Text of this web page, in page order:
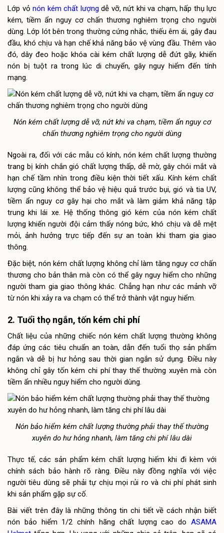
Lớp vỏ nón kém chất lượng dễ vỡ, nứt khi va chạm, hấp thụ lực
kém, tiềm ẩn nguy cơ chấn thương nghiêm trọng cho người
dùng. Lớp lót bên trong thường cứng nhắc, thiếu êm ái, gây đau
đầu, khó chịu và hạn chế khả năng bảo vệ vùng đầu. Thêm vào
đó, dây đeo hoặc khóa cài kém chất lượng dễ đứt gãy, khiến
nón bị tuột ra trong lúc di chuyển, gây nguy hiểm đến tính
mạng.
Nón kém chất lượng dễ vỡ, nứt khi va chạm, tiềm ẩn nguy cơ
chấn thương nghiêm trọng cho người dùng
Ngoài ra, đối với các mẫu có kính, nón kém chất lượng thường
trang bị kính chắn gió chất lượng thấp, dễ mờ, gây chói mắt và
hạn chế tầm nhìn trong điều kiện thời tiết xấu. Kính kém chất
lượng cũng không thể bảo vệ hiệu quả trước bụi, gió và tia UV,
tiềm ẩn nguy cơ gây hại cho mắt và làm giảm khả năng tập
trung khi lái xe. Hệ thống thông gió kém của nón kém chất
lượng khiến người đội cảm thấy nóng bức, khó chịu và dễ mệt
mỏi, ảnh hưởng trực tiếp đến sự an toàn khi tham gia giao
thông.
Đặc biệt, nón kém chất lượng không chỉ làm tăng nguy cơ chấn
thương cho bản thân mà còn có thể gây nguy hiểm cho những
người tham gia giao thông khác. Chẳng hạn như các mảnh vỡ
từ nón khi xảy ra va chạm có thể trở thành vật nguy hiểm.
2. Tuổi thọ ngắn, tốn kém chi phí
Chất liệu của những chiếc nón kém chất lượng thường không
đáp ứng các tiêu chuẩn an toàn, dẫn đến tuổi thọ sản phẩm
ngắn và dễ bị hư hỏng sau thời gian ngắn sử dụng. Điều này
không chỉ gây tốn kém chi phí thay thế thường xuyên mà còn
tiềm ẩn nhiều nguy hiểm cho người dùng.
Nón bảo hiểm kém chất lượng thường phải thay thế thường
xuyên do hư hỏng nhanh, làm tăng chi phí lâu dài
Thực tế, các sản phẩm kém chất lượng hiếm khi đi kèm với
chính sách bảo hành rõ ràng. Điều này đồng nghĩa với việc
người tiêu dùng sẽ phải tự chịu mọi rủi ro và chi phí phát sinh
khi sản phẩm gặp sự cố.
Bài viết trên đây là những thông tin chi tiết về cách nhận biết
nón bảo hiểm 1/2 chính hãng chất lượng cao do ASAMA